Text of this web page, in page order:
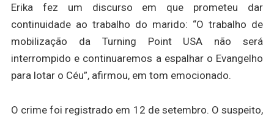
Erika fez um discurso em que prometeu dar
continuidade ao trabalho do marido: “O trabalho de
mobilização da Turning Point USA não será
interrompido e continuaremos a espalhar o Evangelho
para lotar o Céu”, afirmou, em tom emocionado.
O crime foi registrado em 12 de setembro. O suspeito,